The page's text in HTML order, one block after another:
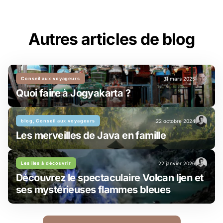
Autres articles de blog
Conseil aux voyageurs
Quoi faire à Jogyakarta ?
31 mars 2025
blog, Conseil aux voyageurs
Les merveilles de Java en famille
22 octobre 2024
Les iles à découvrir
Découvrez le spectaculaire Volcan Ijen et
ses mystérieuses flammes bleues
22 janvier 2026